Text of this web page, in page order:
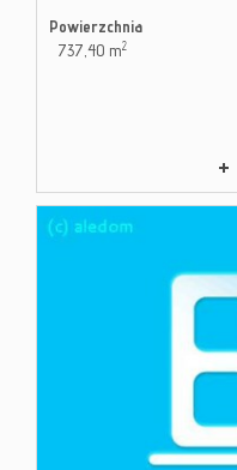
Powierzchnia
737,40 m2